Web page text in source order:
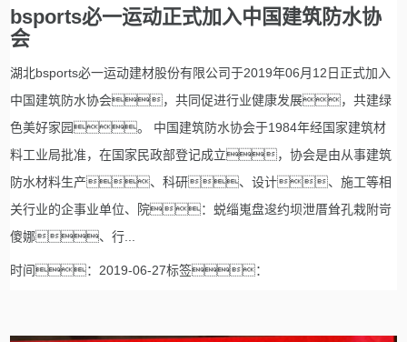
bsports必一运动正式加入中国建筑防水协
会
湖北bsports必一运动建材股份有限公司于2019年06月12日正式加入
中国建筑防水协会，共同促进行业健康发展，共建绿
色美好家园。 中国建筑防水协会于1984年经国家建筑材
料工业局批准，在国家民政部登记成立，协会是由从事建筑
防水材料生产、科研、设计、施工等相
关行业的企事业单位、院：蜕缁嵬盘逡约坝泄厝耸孔栽附岢
傻娜、行...
时间：2019-06-27标签：